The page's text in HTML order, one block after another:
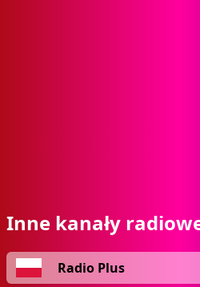
Inne kanały
Radio Plus